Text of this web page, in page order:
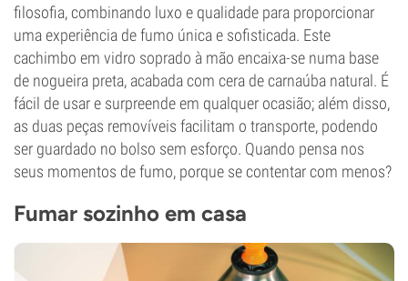
filosofia, combinando luxo e qualidade para proporcionar
uma experiência de fumo única e sofisticada. Este
cachimbo em vidro soprado à mão encaixa-se numa base
de nogueira preta, acabada com cera de carnaúba natural. É
fácil de usar e surpreende em qualquer ocasião; além disso,
as duas peças removíveis facilitam o transporte, podendo
ser guardado no bolso sem esforço. Quando pensa nos
seus momentos de fumo, porque se contentar com menos?
Fumar sozinho em casa